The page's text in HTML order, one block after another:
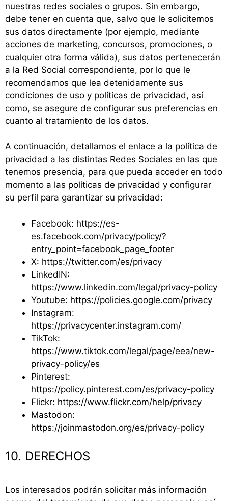
nuestras redes sociales o grupos. Sin embargo,
debe tener en cuenta que, salvo que le solicitemos
sus datos directamente (por ejemplo, mediante
acciones de marketing, concursos, promociones, o
cualquier otra forma válida), sus datos pertenecerán
a la Red Social correspondiente, por lo que le
recomendamos que lea detenidamente sus
condiciones de uso y políticas de privacidad, así
como, se asegure de configurar sus preferencias en
cuanto al tratamiento de los datos.
A continuación, detallamos el enlace a la política de
privacidad a las distintas Redes Sociales en las que
tenemos presencia, para que pueda acceder en todo
momento a las políticas de privacidad y configurar
su perfil para garantizar su privacidad:
Facebook: https://es-
es.facebook.com/privacy/policy/?
entry_point=facebook_page_footer
X: https://twitter.com/es/privacy
LinkedIN:
https://www.linkedin.com/legal/privacy-policy
Youtube: https://policies.google.com/privacy
Instagram:
https://privacycenter.instagram.com/
TikTok:
https://www.tiktok.com/legal/page/eea/new-
privacy-policy/es
Pinterest:
https://policy.pinterest.com/es/privacy-policy
Flickr: https://www.flickr.com/help/privacy
Mastodon:
https://joinmastodon.org/es/privacy-policy
10. DERECHOS
Los interesados podrán solicitar más información